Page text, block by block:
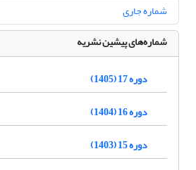
شماره جاری
شماره‌های پیشین نشریه
دوره 17 (1405)
دوره 16 (1404)
دوره 15 (1403)